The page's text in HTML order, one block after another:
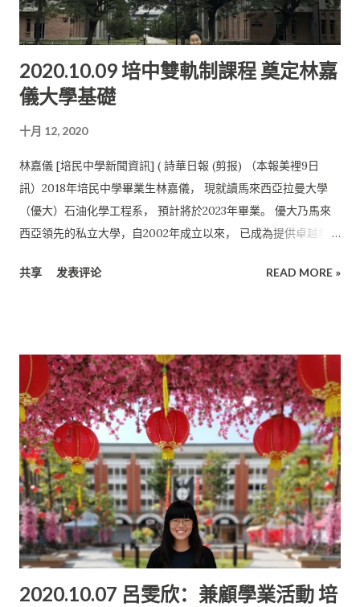
2020.10.09 培中雙軌制課程 奠定林嘉
儀大學基礎
十月 12, 2020
林嘉儀 [培民中學新聞資訊] ( 詩華日報 (剪报) （本報美裡9日
訊）2018年培民中學畢業生林嘉儀， 現就讀馬來西亞拉曼大學
（優大）石油化學工程系， 預計將於2023年畢業。 優大乃馬來
西亞領先的私立大學，自2002年成立以來， 已成為提供卓越教學
多項課程， 涵蓋了大學基礎課程、學士、碩士及博士學位。此
為她的大學課程打下了穩固的基礎。 “工程系中的許多科目所運
用到的物理，化學和高數知識， 我曾在獨中統考課程中接觸過這
些知識， 只是在原本擁有的知識基礎上再增加了一些難度， 因此
對於身為獨中畢業生的我來說， 會較容易跟得上大學課程的進
度。”她在受訪時如斯表示。 順利升上大學一年級 她指出，獨中
課程的高三，相等於大學基礎班或預科班， 這讓她能順利地升上
大學一年級， 省下了修讀大學預科班或基礎班的時間與費用。 對
於學習方面的挑戰，她亦表示暫時沒有遇到太大的難題。“ 由於
我在獨中時報讀了雙軌課程， 所以即使大學的主要媒介語為英
文，也不會對我的學習造成困擾”。 她在受訪時這樣表示。 她感
謝在培中就讀期間學會了自主學習， 讓自己在升學的道路上較為
共享 发表评论 READ MORE »
2020.10.07 呂雯欣：兼顧學業活動 培